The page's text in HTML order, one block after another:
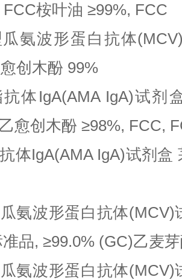
桉叶油 ≥99%, FCC
氨波形蛋白抗体
创木酚 99%
体 IgA(AMA IgA)试剂
愈创木酚 ≥98%, FCC,
体IgA(AMA IgA)试剂盒
氨波形蛋白抗体(MCV)
品, ≥99.0% (GC)乙麦
氨波形蛋白抗体(MCV)